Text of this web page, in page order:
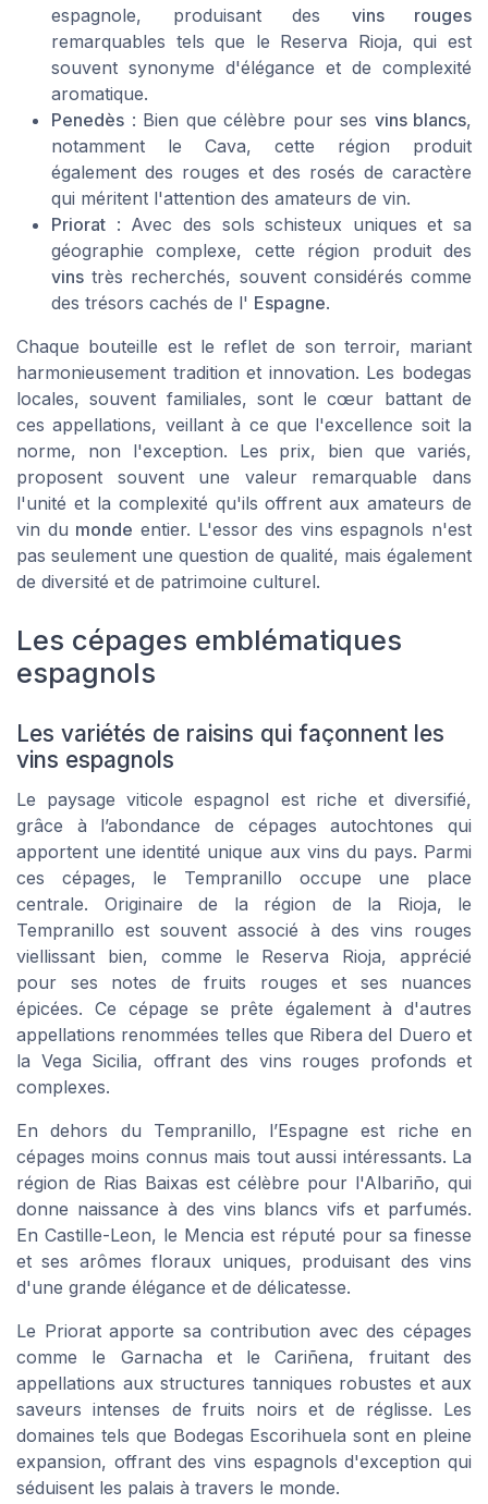
espagnole, produisant des vins rouges
remarquables tels que le Reserva Rioja, qui est
souvent synonyme d'élégance et de complexité
aromatique.
Penedès : Bien que célèbre pour ses vins blancs,
notamment le Cava, cette région produit
également des rouges et des rosés de caractère
qui méritent l'attention des amateurs de vin.
Priorat : Avec des sols schisteux uniques et sa
géographie complexe, cette région produit des
vins très recherchés, souvent considérés comme
des trésors cachés de l' Espagne.
Chaque bouteille est le reflet de son terroir, mariant
harmonieusement tradition et innovation. Les bodegas
locales, souvent familiales, sont le cœur battant de
ces appellations, veillant à ce que l'excellence soit la
norme, non l'exception. Les prix, bien que variés,
proposent souvent une valeur remarquable dans
l'unité et la complexité qu'ils offrent aux amateurs de
vin du monde entier. L'essor des vins espagnols n'est
pas seulement une question de qualité, mais également
de diversité et de patrimoine culturel.
Les cépages emblématiques
espagnols
Les variétés de raisins qui façonnent les
vins espagnols
Le paysage viticole espagnol est riche et diversifié,
grâce à l’abondance de cépages autochtones qui
apportent une identité unique aux vins du pays. Parmi
ces cépages, le Tempranillo occupe une place
centrale. Originaire de la région de la Rioja, le
Tempranillo est souvent associé à des vins rouges
viellissant bien, comme le Reserva Rioja, apprécié
pour ses notes de fruits rouges et ses nuances
épicées. Ce cépage se prête également à d'autres
appellations renommées telles que Ribera del Duero et
la Vega Sicilia, offrant des vins rouges profonds et
complexes.
En dehors du Tempranillo, l’Espagne est riche en
cépages moins connus mais tout aussi intéressants. La
région de Rias Baixas est célèbre pour l'Albariño, qui
donne naissance à des vins blancs vifs et parfumés.
En Castille-Leon, le Mencia est réputé pour sa finesse
et ses arômes floraux uniques, produisant des vins
d'une grande élégance et de délicatesse.
Le Priorat apporte sa contribution avec des cépages
comme le Garnacha et le Cariñena, fruitant des
appellations aux structures tanniques robustes et aux
saveurs intenses de fruits noirs et de réglisse. Les
domaines tels que Bodegas Escorihuela sont en pleine
expansion, offrant des vins espagnols d'exception qui
séduisent les palais à travers le monde.